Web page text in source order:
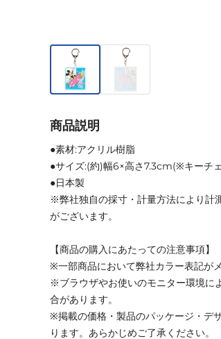
商品説明
●素材:アクリル樹脂
●サイズ:(約)幅6×高さ7.3cm(※キーチ
●日本製
※弊社独自の採寸・計量方法により計
がございます。
【商品の購入にあたっての注意事項】
※一部商品において弊社カラー表記が
※ブラウザやお使いのモニター環境に
合があります。
※掲載の価格・製品のパッケージ・デ
ります。あらかじめご了承ください。